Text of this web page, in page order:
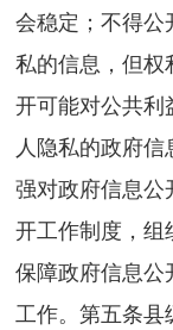
会稳定；不得公
私的信息，但权
开可能对公共利
人隐私的政府
强对政府信息公
开工作制度，组
保障政府信息公
工作。第五条县